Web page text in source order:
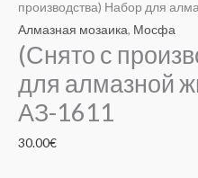
производства) Набор для
Алмазная мозаика, Мосфа
(Снято с
для алмазной
АЗ-1611
30.00€
с
производства)
Набор
алмазной
живописи
Олень